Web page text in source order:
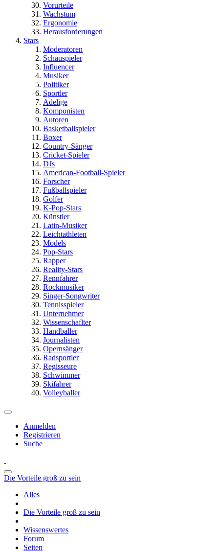
Vorurteile
Wachstum
Ergonomie
Herausforderungen
Stars
Moderatoren
Schauspieler
Influencer
Musiker
Politiker
Sportler
Adelige
Komponisten
Autoren
Basketballspieler
Boxer
Country-Sänger
Cricket-Spieler
DJs
American-Football-Spieler
Forscher
Fußballspieler
Golfer
K-Pop-Stars
Künstler
Latin-Musiker
Leichtathleten
Models
Pop-Stars
Rapper
Reality-Stars
Rennfahrer
Rockmusiker
Singer-Songwriter
Tennisspieler
Unternehmer
Wissenschaflter
Handballer
Journalisten
Opernsänger
Radsportler
Regisseure
Schwimmer
Skifahrer
Volleyballer
Anmelden
Registrieren
Suche
Die Vorteile groß zu sein
Alles
Die Vorteile groß zu sein
Wissenswertes
Forum
Seiten